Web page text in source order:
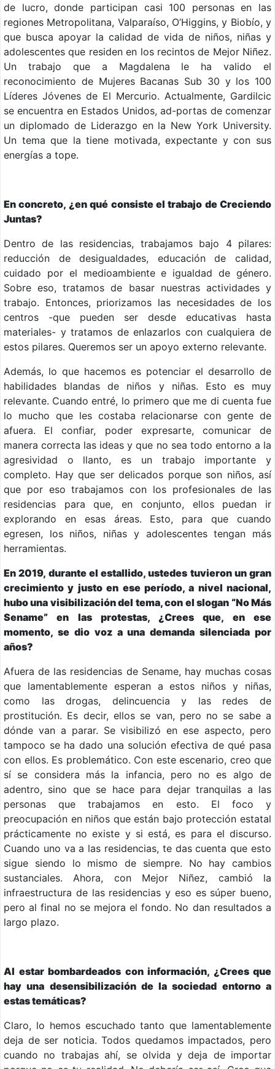
de lucro, donde participan casi 100 personas en las
regiones Metropolitana, Valparaíso, O’Higgins, y Biobío, y
que busca apoyar la calidad de vida de niños, niñas y
adolescentes que residen en los recintos de Mejor Niñez.
Un trabajo que a Magdalena le ha valido el
reconocimiento de Mujeres Bacanas Sub 30 y los 100
Líderes Jóvenes de El Mercurio. Actualmente, Gardilcic
se encuentra en Estados Unidos, ad-portas de comenzar
un diplomado de Liderazgo en la New York University.
Un tema que la tiene motivada, expectante y con sus
energías a tope.
En concreto, ¿en qué consiste el trabajo de Creciendo
Juntas?
Dentro de las residencias, trabajamos bajo 4 pilares:
reducción de desigualdades, educación de calidad,
cuidado por el medioambiente e igualdad de género.
Sobre eso, tratamos de basar nuestras actividades y
trabajo. Entonces, priorizamos las necesidades de los
centros -que pueden ser desde educativas hasta
materiales- y tratamos de enlazarlos con cualquiera de
estos pilares. Queremos ser un apoyo externo relevante.
Además, lo que hacemos es potenciar el desarrollo de
habilidades blandas de niños y niñas. Esto es muy
relevante. Cuando entré, lo primero que me di cuenta fue
lo mucho que les costaba relacionarse con gente de
afuera. El confiar, poder expresarte, comunicar de
manera correcta las ideas y que no sea todo entorno a la
agresividad o llanto, es un trabajo importante y
completo. Hay que ser delicados porque son niños, así
que por eso trabajamos con los profesionales de las
residencias para que, en conjunto, ellos puedan ir
explorando en esas áreas. Esto, para que cuando
egresen, los niños, niñas y adolescentes tengan más
herramientas.
En 2019, durante el estallido, ustedes tuvieron un gran
crecimiento y justo en ese período, a nivel nacional,
hubo una visibilización del tema, con el slogan “No Más
Sename” en las protestas, ¿Crees que, en ese
momento, se dio voz a una demanda silenciada por
años?
Afuera de las residencias de Sename, hay muchas cosas
que lamentablemente esperan a estos niños y niñas,
como las drogas, delincuencia y las redes de
prostitución. Es decir, ellos se van, pero no se sabe a
dónde van a parar. Se visibilizó en ese aspecto, pero
tampoco se ha dado una solución efectiva de qué pasa
con ellos. Es problemático. Con este escenario, creo que
sí se considera más la infancia, pero no es algo de
adentro, sino que se hace para dejar tranquilas a las
personas que trabajamos en esto. El foco y
preocupación en niños que están bajo protección estatal
prácticamente no existe y si está, es para el discurso.
Cuando uno va a las residencias, te das cuenta que esto
sigue siendo lo mismo de siempre. No hay cambios
sustanciales. Ahora, con Mejor Niñez, cambió la
infraestructura de las residencias y eso es súper bueno,
pero al final no se mejora el fondo. No dan resultados a
largo plazo.
Al estar bombardeados con información, ¿Crees que
hay una desensibilización de la sociedad entorno a
estas temáticas?
Claro, lo hemos escuchado tanto que lamentablemente
deja de ser noticia. Todos quedamos impactados, pero
cuando no trabajas ahí, se olvida y deja de importar